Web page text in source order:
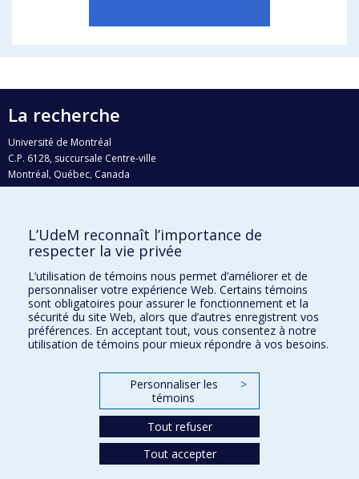
La recherche
Université de Montréal
C.P. 6128, succursale Centre-ville
Montréal, Québec, Canada
H3C 3J7
Qui fait quoi?
Nous trouver
Plan du site
Accessibilité
L’UdeM reconnaît l’importance de
respecter la vie privée
L’utilisation de témoins nous permet d’améliorer et de
personnaliser votre expérience Web. Certains témoins
sont obligatoires pour assurer le fonctionnement et la
sécurité du site Web, alors que d’autres enregistrent vos
préférences. En acceptant tout, vous consentez à notre
utilisation de témoins pour mieux répondre à vos besoins.
Personnaliser les
témoins
>
Tout refuser
Tout accepter